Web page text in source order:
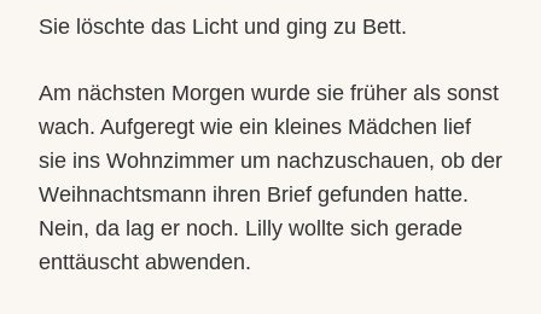
Sie löschte das Licht und ging zu Bett.
Am nächsten Morgen wurde sie früher als sonst
wach. Aufgeregt wie ein kleines Mädchen lief
sie ins Wohnzimmer um nachzuschauen, ob der
Weihnachtsmann ihren Brief gefunden hatte.
Nein, da lag er noch. Lilly wollte sich gerade
enttäuscht abwenden.